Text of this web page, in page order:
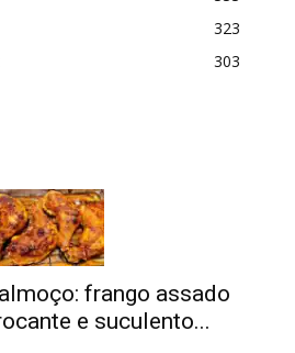
323
303
frango assado
e suculento...